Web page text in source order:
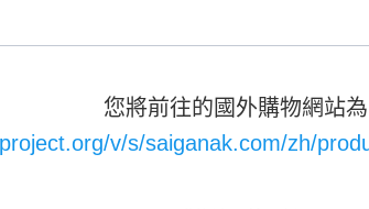
您將前往的國外購物網站為
v/s/saiganak.com/zh/